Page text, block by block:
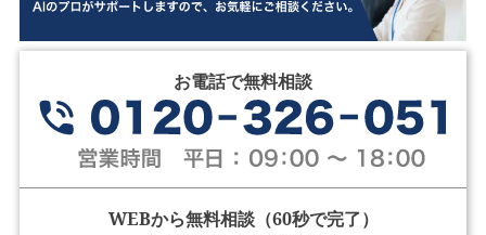
お電話で無料相談
WEBから無料相談（60秒で完了）